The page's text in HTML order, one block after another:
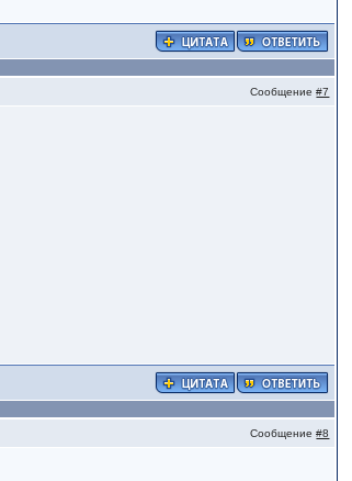
Сообщение#7
Сообщение#8